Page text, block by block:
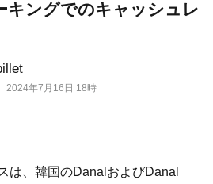
2024年7月16日 18時
キングでのキャッシュレ
は、韓国のDanalおよびDanal